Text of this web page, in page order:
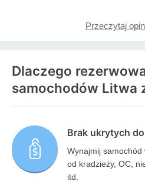
Przeczytaj
Dlaczego
samochodów Litwa
Brak ukrytych
Wynajmij
od kradzieży, OC,
itd.